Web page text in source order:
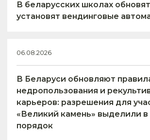
В беларусских школах
установят вендинговые
06.08.2026
В Беларуси обновляют
недропользования и
карьеров: разрешения для
«Великий камень» выделили
порядок